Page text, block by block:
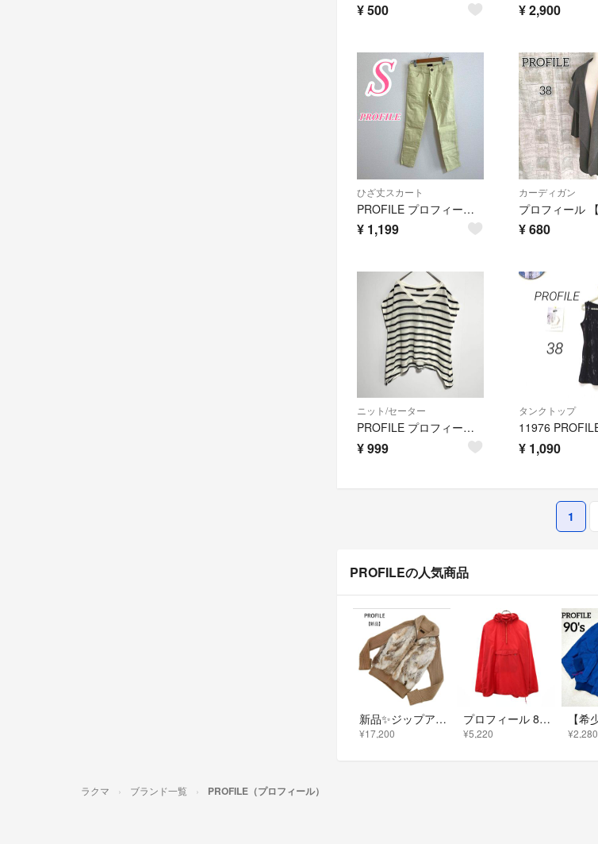
¥500 ¥2,900
ひざ丈スカート
PROFILE プロフィール スキニーパンツ S イエロー カジュアル
¥ 1,199
カーディガン
¥680
ニット/セーター
PROFILE プロフィール ボーダー ノースリーブ ニット 38 日本製
¥999
タンクトップ
¥ 1,090
1
PROFILEの人気商品
新品✨ジップアップニットジャケット プロフィール ファー 毛50％ ベージュ
¥17,200
プロフィール 80s ヴィンテージ 長袖 アノラックパーカー レッド PROFILE SPORTS WEAR メンズ
¥5,220 ¥2,280
ラクマ ブランド一覧 PROFILE（プロフィール）